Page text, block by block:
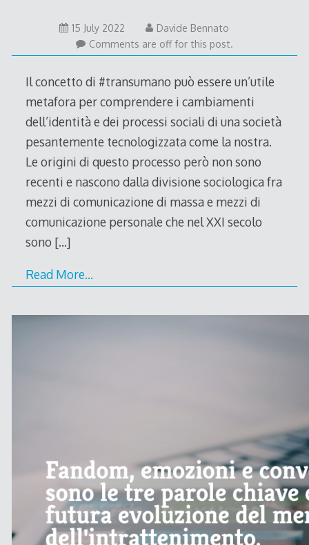
15 July 2022
Davide Bennato
Comments are off for this post.
Il concetto di #transumano può essere un’utile
metafora per comprendere i cambiamenti
dell’identità e dei processi sociali di una società
pesantemente tecnologizzata come la nostra.
Le origini di questo processo però non sono
recenti e nascono dalla divisione sociologica fra
mezzi di comunicazione di massa e mezzi di
comunicazione personale che nel XXI secolo
sono […]
Read More…